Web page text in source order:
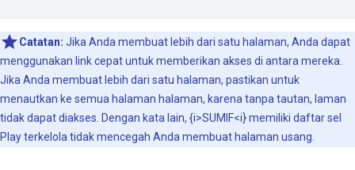
Catatan: Jika Anda membuat lebih dari satu halaman, Anda dapat
menggunakan link cepat untuk memberikan akses di antara mereka.
Jika Anda membuat lebih dari satu halaman, pastikan untuk
menautkan ke semua halaman halaman, karena tanpa tautan, laman
tidak dapat diakses. Dengan kata lain, {i>SUMIF<i} memiliki daftar sel
Play terkelola tidak mencegah Anda membuat halaman usang.